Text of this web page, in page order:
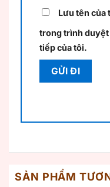
Lưu tên của
trong trình duyệt
tiếp của tôi.
SẢN PHẨM